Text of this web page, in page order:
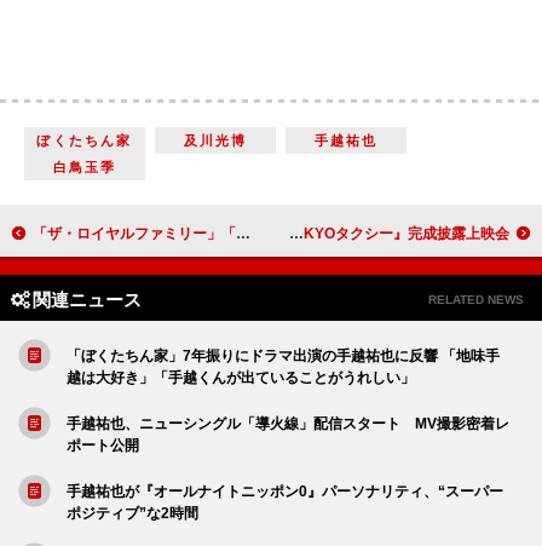
ぼくたちん家 及川光博
手越祐也
白鳥玉季
「ザ・ロイヤルファミリー」「早くもクライマックス状態。毎回こんなレースを見せられたらやばい」「人間以上に馬たちの好演が光る」 木村拓哉「山田組は撮影現場という豊かさを教えてくれる」 倍賞千恵子「山田組は人間としての学校」『TOKYOタクシー』完成披露上映会
関連ニュース RELATED NEWS
「ぼくたちん家」7年振りにドラマ出演の手越祐也に反響 「地味手
越は大好き」「手越くんが出ていることがうれしい」
手越祐也、ニューシングル「導火線」配信スタート MV撮影密着レ
ポート公開
手越祐也が『オールナイトニッポン0』パーソナリティ、“スーパー
ポジティブ”な2時間